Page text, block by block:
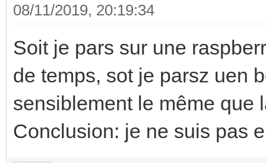
08/11/2019, 20:19:34
Soit je pars sur une
de temps, sot je parsz uen
sensiblement le même que
Conclusion: je ne suis pas